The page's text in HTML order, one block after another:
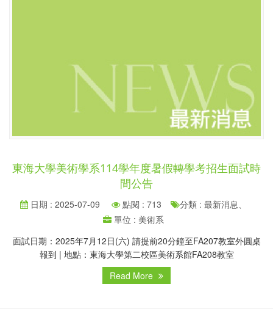
東海大學美術學系114學年度暑假轉學考招生面試時
間公告
日期 : 2025-07-09 點閱 : 713
分類 : 最新消息、
單位 : 美術系
面試日期：2025年7月12日(六) 請提前20分鐘至FA207教室外圓桌
報到 | 地點：東海大學第二校區美術系館FA208教室
Read More